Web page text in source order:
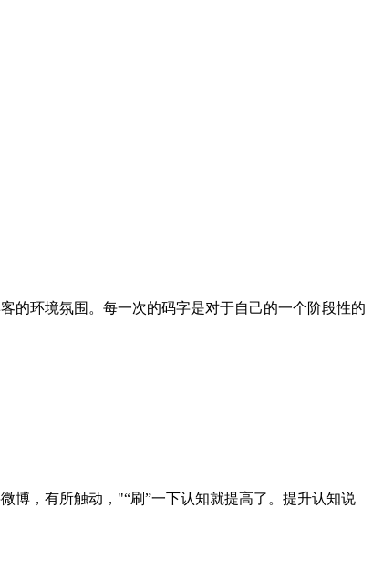
的环境氛围。每一次的码字是对于自己的一个阶段性的
博，有所触动，"“刷”一下认知就提高了。提升认知说